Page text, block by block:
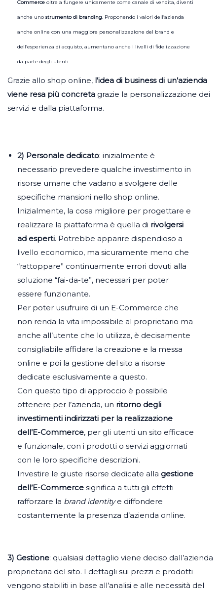
Commerce oltre a fungere unicamente come canale di vendita, diventi
anche uno strumento di branding. Proponendo i valori dell’azienda
anche online con una maggiore personalizzazione del brand e
dell’esperienza di acquisto, aumentano anche i livelli di fidelizzazione
da parte degli utenti.
Grazie allo shop online, l’idea di business di un’azienda
viene resa più concreta grazie la personalizzazione dei
servizi e dalla piattaforma.
2) Personale dedicato: inizialmente è
necessario prevedere qualche investimento in
risorse umane che vadano a svolgere delle
specifiche mansioni nello shop online.
Inizialmente, la cosa migliore per progettare e
realizzare la piattaforma è quella di rivolgersi
ad esperti. Potrebbe apparire dispendioso a
livello economico, ma sicuramente meno che
“rattoppare” continuamente errori dovuti alla
soluzione “fai-da-te”, necessari per poter
essere funzionante.
Per poter usufruire di un E-Commerce che
non renda la vita impossibile al proprietario ma
anche all’utente che lo utilizza, è decisamente
consigliabile affidare la creazione e la messa
online e poi la gestione del sito a risorse
dedicate esclusivamente a questo.
Con questo tipo di approccio è possibile
ottenere per l’azienda, un ritorno degli
investimenti indirizzati per la realizzazione
dell’E-Commerce, per gli utenti un sito efficace
e funzionale, con i prodotti o servizi aggiornati
con le loro specifiche descrizioni.
Investire le giuste risorse dedicate alla gestione
dell’E-Commerce significa a tutti gli effetti
rafforzare la brand identitye diffondere
costantemente la presenza d’azienda online.
3) Gestione: qualsiasi dettaglio viene deciso dall’azienda
proprietaria del sito. I dettagli sui prezzi e prodotti
vengono stabiliti in base all’analisi e alle necessità del